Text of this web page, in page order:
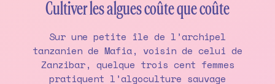
Cultiver les algues coûte que coûte
Sur une petite île de l’archipel
tanzanien de Mafia, voisin de celui de
Zanzibar, quelque trois cent femmes
pratiquent l’algoculture sauvage